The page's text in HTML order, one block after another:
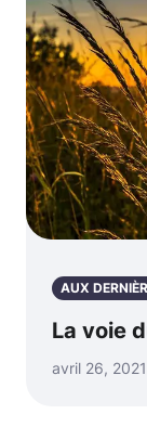
AUX
La voie
avril 26,